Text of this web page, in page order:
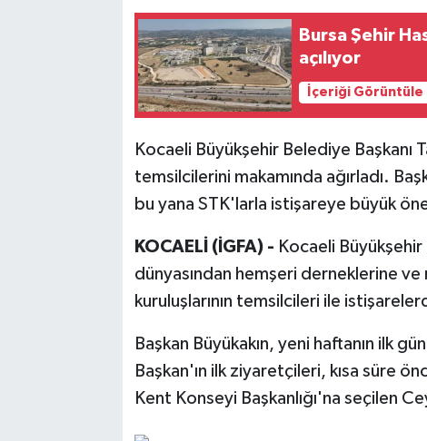
Bursa Şehir
açılıyor
İçeriği Görüntüle
Kocaeli Büyükşehir Belediye Başkanı
temsilcilerini makamında ağırladı.
bu yana STK'larla istişareye büyük
KOCAELİ (İGFA) - Kocaeli Büyükşehir
dünyasından hemşeri derneklerine
kuruluşlarının temsilcileri ile
Başkan Büyükakın, yeni haftanın ilk
Başkan'ın ilk ziyaretçileri, kısa süre
Kent Konseyi Başkanlığı'na seçilen